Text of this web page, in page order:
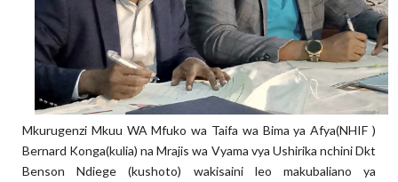
Mkurugenzi Mkuu WA Mfuko wa Taifa wa Bima ya Afya(NHIF )
Bernard Konga(kulia) na Mrajis wa Vyama vya Ushirika nchini Dkt
Benson Ndiege (kushoto) wakisaini leo makubaliano ya